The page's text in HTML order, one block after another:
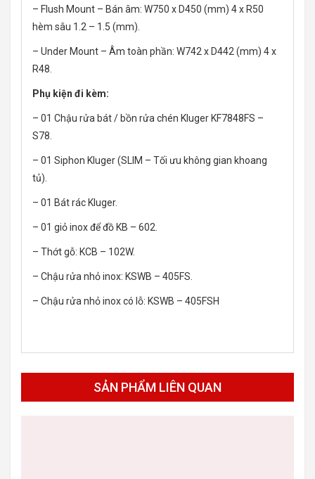
– Flush Mount – Bán âm: W750 x D450 (mm) 4 x R50
hèm sâu 1.2 – 1.5 (mm).
– Under Mount – Âm toàn phần: W742 x D442 (mm) 4 x
R48.
Phụ kiện đi kèm:
– 01 Chậu rửa bát / bồn rửa chén Kluger KF7848FS –
S78.
– 01 Siphon Kluger (SLIM – Tối ưu không gian khoang
tủ).
– 01 Bát rác Kluger.
– 01 giỏ inox để đồ KB – 602.
– Thớt gỗ: KCB – 102W.
– Chậu rửa nhỏ inox: KSWB – 405FS.
– Chậu rửa nhỏ inox có lỗ: KSWB – 405FSH
SẢN PHẨM LIÊN QUAN